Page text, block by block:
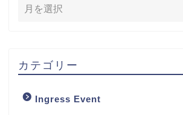
カテゴリー
Ingress Event